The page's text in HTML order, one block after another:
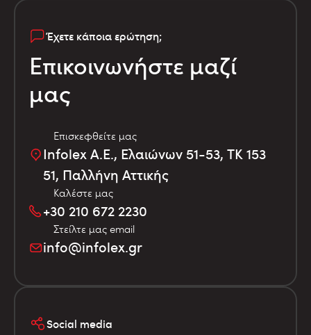
Έχετε κάποια ερώτηση;
Επικοινωνήστε μαζί
μας
Επισκεφθείτε μας
Infolex Α.Ε., Ελαιώνων 51-53, TK 153
51, Παλλήνη Αττικής
Καλέστε μας
+30 210 672 2230
Στείλτε μας email
info@infolex.gr
Social media